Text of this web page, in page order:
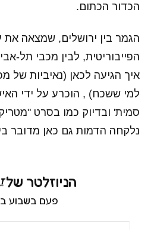
הכדור הכתום.
הגמר בין ירושלים, שמצאה
הפייבוריטית, לבין מכבי תל-
איך הגיעה לכאן (נאיביות של
למי ששכח) , הוכרע על ידי
סמית' ובדיוק כמו בסרט
נלקחה הדמות גם כאן מדובר
הניוזלטר של
פעם בשבוע